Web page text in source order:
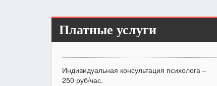
Платные услуги
Индивидуальная консультация психолога –
250 руб/час.